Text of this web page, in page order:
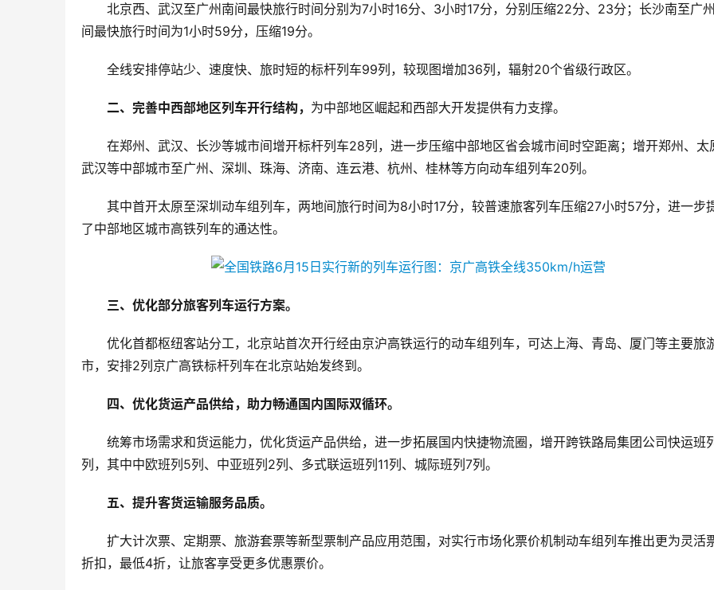
北京西、武汉至广州南间最快旅行时间分别为7小时16分、3小时17分，分别压缩22分、23分；长沙南至广
间最快旅行时间为1小时59分，压缩19分。
全线安排停站少、速度快、旅时短的标杆列车99列，较现图增加36列，辐射20个省级行政区。
二、完善中西部地区列车开行结构， 为中部地区崛起和西部大开发提供有力支撑。
在郑州、武汉、长沙等城市间增开标杆列车28列，进一步压缩中部地区省会城市间时空距离；增开郑州、太
武汉等中部城市至广州、深圳、珠海、济南、连云港、杭州、桂林等方向动车组列车20列。
其中首开太原至深圳动车组列车，两地间旅行时间为8小时17分，较普速旅客列车压缩27小时57分，进一步
了中部地区城市高铁列车的通达性。
三、优化部分旅客列车运行方案。
优化首都枢纽客站分工，北京站首次开行经由京沪高铁运行的动车组列车，可达上海、青岛、厦门等主要旅
市，安排2列京广高铁标杆列车在北京站始发终到。
四、优化货运产品供给，助力畅通国内国际双循环。
统筹市场需求和货运能力，优化货运产品供给，进一步拓展国内快捷物流圈，增开跨铁路局集团公司快运班
列，其中中欧班列5列、中亚班列2列、多式联运班列11列、城际班列7列。
五、提升客货运输服务品质。
扩大计次票、定期票、旅游套票等新型票制产品应用范围，对实行市场化票价机制动车组列车推出更为灵活
折扣，最低4折，让旅客享受更多优惠票价。